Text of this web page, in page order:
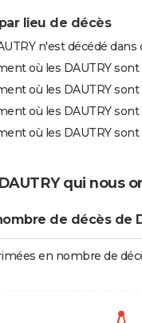
lieu de décès
n'est décédé
où les DAUTRY
où les DAUTRY sont
où les DAUTRY
où les DAUTRY
qui nous
de décès de
en nombre de